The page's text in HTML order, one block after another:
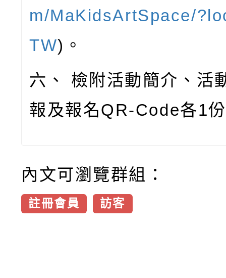
m/MaKidsArtSpace/
TW) 。
六、
檢附活動簡介、活
報及報名QR-Code各1
內文可瀏覽群組：
註冊會員 訪客